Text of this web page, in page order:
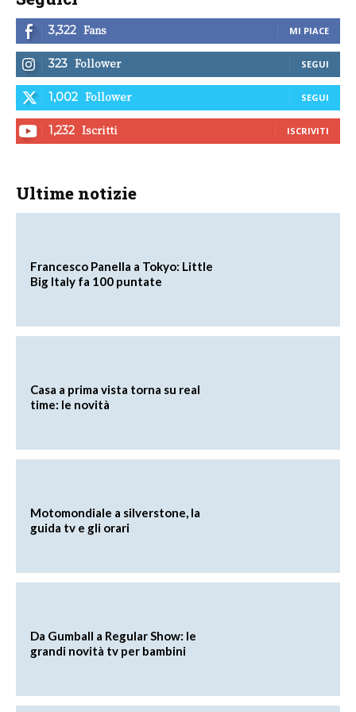
3,322 Fans MI PIACE
323 Follower SEGUI
1,002 Follower SEGUI
1,232 Iscritti ISCRIVITI
Ultime notizie
Francesco Panella a Tokyo: Little
Big Italy fa 100 puntate
Casa a prima vista torna su real
time: le novità
Motomondiale a silverstone, la
guida tv e gli orari
Da Gumball a Regular Show: le
grandi novità tv per bambini